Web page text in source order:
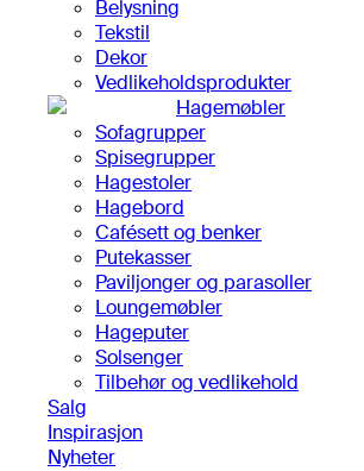
Belysning
Tekstil
Dekor
Vedlikeholdsprodukter
Hagemøbler
Sofagrupper
Spisegrupper
Hagestoler
Hagebord
Cafésett og benker
Putekasser
Paviljonger og parasoller
Loungemøbler
Hageputer
Solsenger
Tilbehør og vedlikehold
Salg
Inspirasjon
Nyheter